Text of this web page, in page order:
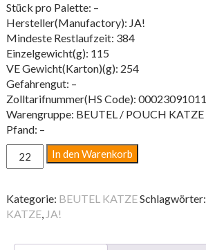
Stück pro Palette: –
Hersteller(Manufactory): JA!
Mindeste Restlaufzeit: 384
Einzelgewicht(g): 115
VE Gewicht(Karton)(g): 254
Gefahrengut: –
Zolltarifnummer(HS Code): 00023091011
Warengruppe: BEUTEL / POUCH KATZE
Pfand: –
MSC
LACHS
SAUCE
100G
Menge
In den Warenkorb
Kategorie: BEUTEL KATZESchlagwörter:
KATZE, JA!